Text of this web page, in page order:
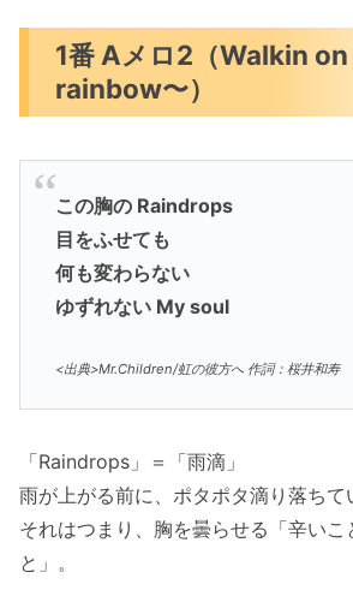
1番 Aメロ2（Walkin
rainbow〜）
この胸の Raindrops
目をふせても
何も変わらない
ゆずれない My soul
<出典>Mr.Children/虹の彼方へ 作詞：桜井和寿
「Raindrops」＝「雨滴」
雨が上がる前に、ポタポタ滴り落ちて
それはつまり、胸を曇らせる「辛いこ
と」。